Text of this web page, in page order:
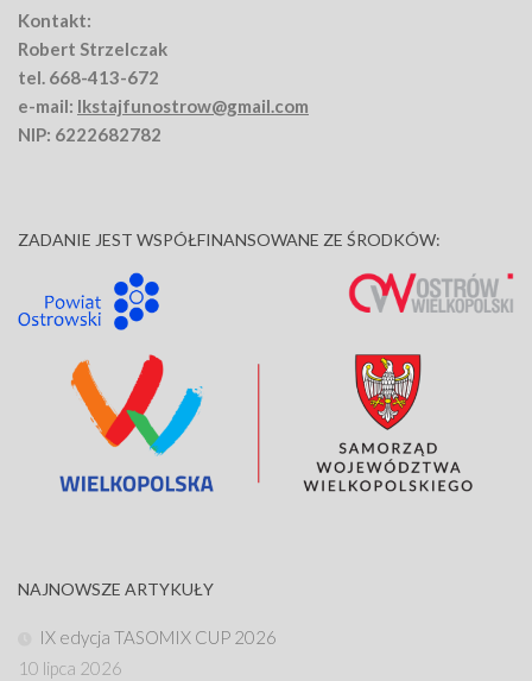
Kontakt:
Robert Strzelczak
tel. 668-413-672
e-mail: lkstajfunostrow@gmail.com
NIP: 6222682782
ZADANIE JEST WSPÓŁFINANSOWANE ZE ŚRODKÓW:
NAJNOWSZE ARTYKUŁY
IX edycja TASOMIX CUP 2026
10 lipca 2026